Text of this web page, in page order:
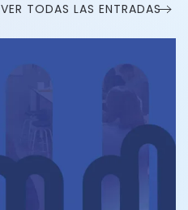
VER TODAS LAS ENTRADAS